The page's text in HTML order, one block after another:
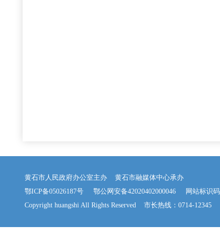
黄石市人民政府办公室主办 黄石市融媒体中心承办
鄂ICP备05026187号
鄂公网安备42020402000046 网站标识码
Copyright huangshi All Rights Reserved 市长热线：0714-12345